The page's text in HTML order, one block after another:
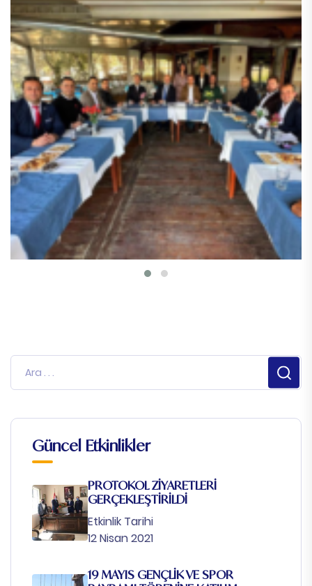
Güncel Etkinlikler
PROTOKOL ZİYARETLERİ
GERÇEKLEŞTİRİLDİ
Etkinlik Tarihi
12 Nisan 2021
19 MAYIS GENÇLİK VE SPOR